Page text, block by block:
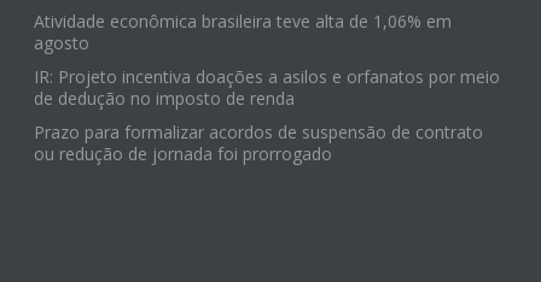
Atividade econômica brasileira teve alta de 1,06% em
agosto
IR: Projeto incentiva doações a asilos e orfanatos por meio
de dedução no imposto de renda
Prazo para formalizar acordos de suspensão de contrato
ou redução de jornada foi prorrogado